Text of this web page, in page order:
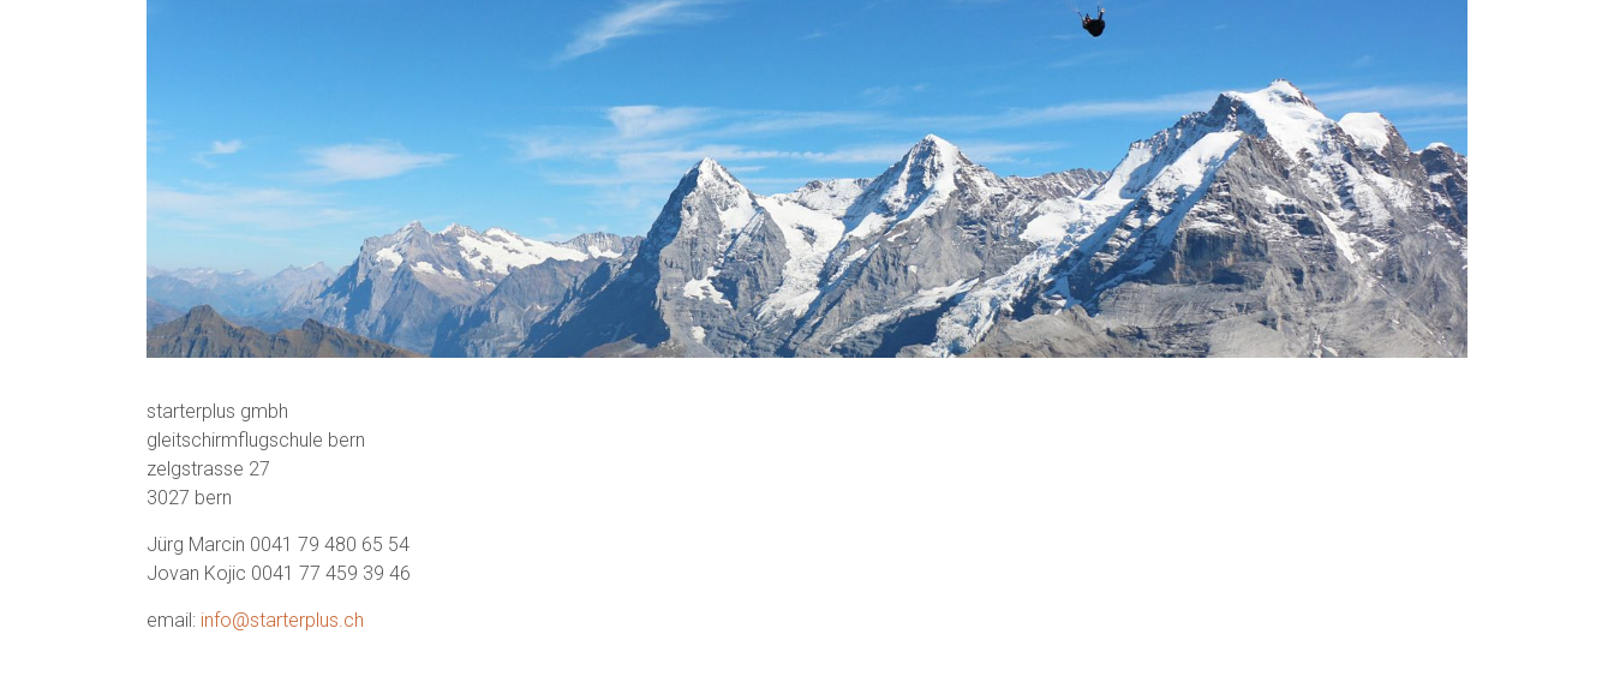
starterplus gmbh
gleitschirmflugschule bern
zelgstrasse 27
3027 bern
Jürg Marcin 0041 79 480 65 54
Jovan Kojic 0041 77 459 39 46
email: info@starterplus.ch